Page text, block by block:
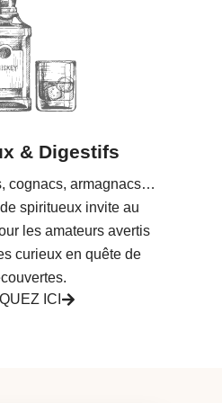
& Digestifs
cognacs, armagnacs…
spiritueux invite au
les amateurs avertis
curieux en quête de
ICI